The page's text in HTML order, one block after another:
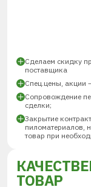
Сделаем скидку
поставщика
Спец.цены, акции
Сопровождение
сделки;
Закрытие
пиломатериалов,
товар при
ТОВАР